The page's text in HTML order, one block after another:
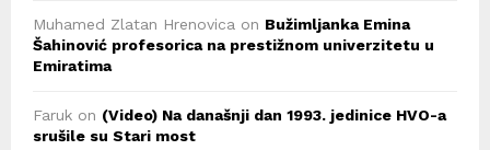
Muhamed Zlatan Hrenovica on Bužimljanka Emina
Šahinović profesorica na prestižnom univerzitetu u
Emiratima
Faruk on (Video) Na današnji dan 1993. jedinice HVO-a
srušile su Stari most